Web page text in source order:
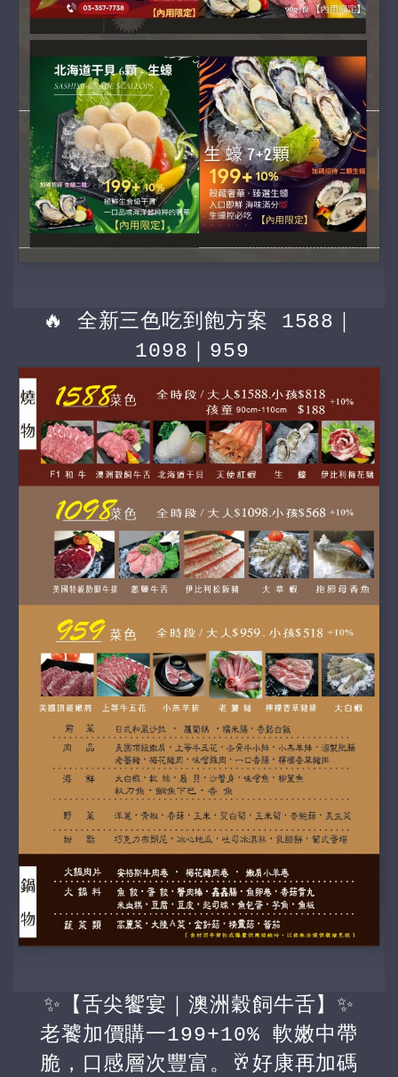
🔥 全新三色吃到飽方案 1588｜
1098｜959
✨【舌尖饗宴｜澳洲穀飼牛舌】✨
老饕加價購一199+10% 軟嫩中帶
脆，口感層次豐富。🥂好康再加碼